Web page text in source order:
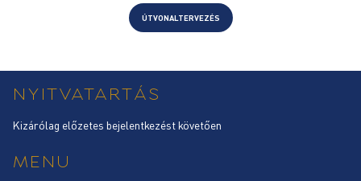
ÚTVONALTERVEZÉS
NYITVATARTÁS
Kizárólag előzetes bejelentkezést követően
MENU